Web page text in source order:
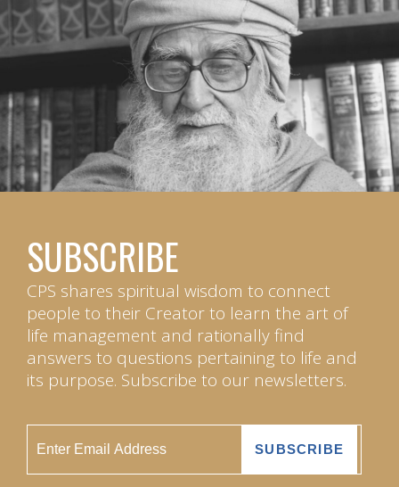
SUBSCRIBE
CPS shares spiritual wisdom to connect
people to their Creator to learn the art of
life management and rationally find
answers to questions pertaining to life and
its purpose. Subscribe to our newsletters.